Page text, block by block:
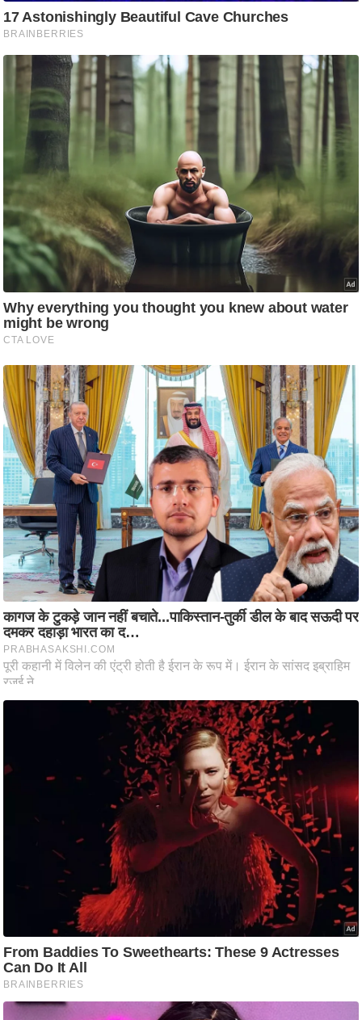
म
सा
म
यि
क
मा
तृ
भू
मि
स्तं
भ
ए
म
.
आ
र
आ
ई
.
चा
य
प
र
स
मी
क्षा
ध
र्म
ज्यो
ति
ष
त
त्यो
हा
र